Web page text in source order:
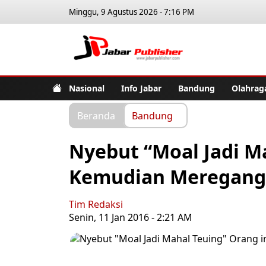
Minggu, 9 Agustus 2026 - 7:16 PM
Nasional Info Jabar Bandung
Beranda Bandung
Nyebut “Moal Jadi
Kemudian
Tim Redaksi
Senin, 11 Jan 2016 - 2:21 AM